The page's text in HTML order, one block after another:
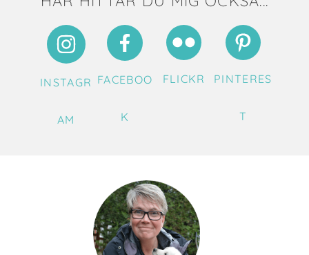
INSTAGR
AM
FACEBOO
K
FLICKR PINTERES
T